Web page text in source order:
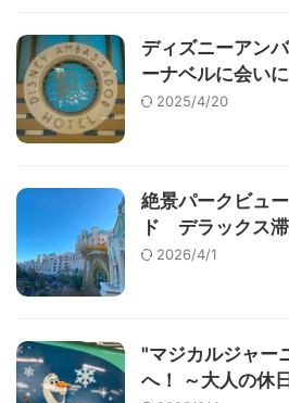
ディズニーアン
ーナベルに会いに
2025/4/20
絶景パークビュ
ド デラックス
2026/4/1
"マジカルジャー
へ！ ～大人の休